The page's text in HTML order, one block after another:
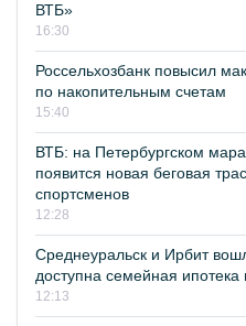
ВТБ»
16:30
Россельхозбанк повысил
по накопительным счетам
15:40
ВТБ: на Петербургском
появится новая беговая
спортсменов
12:28
Среднеуральск и Ирбит
доступна семейная ипотека
12:13